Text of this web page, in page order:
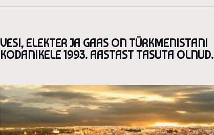
VESI, ELEKTER JA GAAS ON TÜRKMENISTANI
KODANIKELE 1993. AASTAST TASUTA OLNUD.